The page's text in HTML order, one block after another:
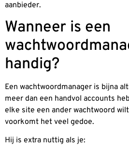
aanbieder.
Wanneer is een
handig?
Een wachtwoordmanager is bijna
meer dan een handvol accounts
elke site een ander wachtwoord
voorkomt het veel gedoe.
Hij is extra nuttig als je: